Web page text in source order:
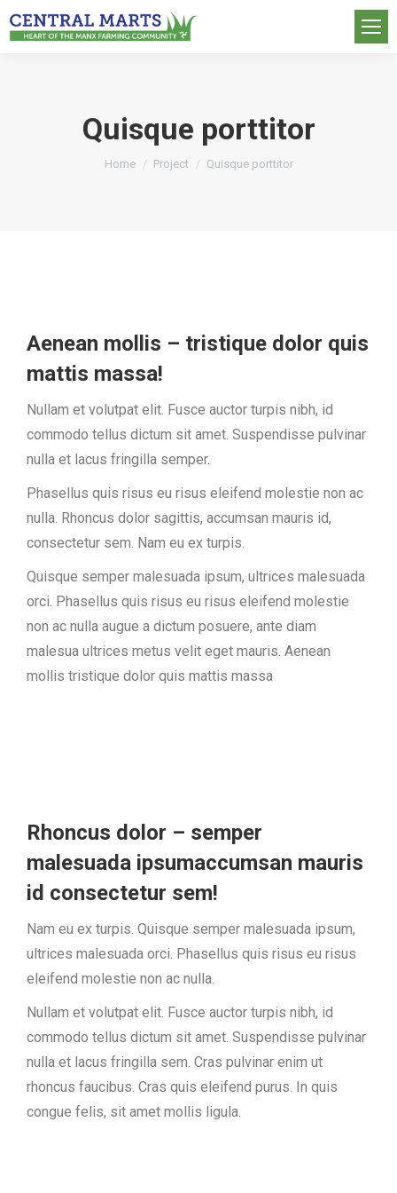
Quisque porttitor
You are here:
Home Project Quisque porttitor
Aenean mollis – tristique dolor quis
mattis massa!
Nullam et volutpat elit. Fusce auctor turpis nibh, id
commodo tellus dictum sit amet. Suspendisse pulvinar
nulla et lacus fringilla semper.
Phasellus quis risus eu risus eleifend molestie non ac
nulla. Rhoncus dolor sagittis, accumsan mauris id,
consectetur sem. Nam eu ex turpis.
Quisque semper malesuada ipsum, ultrices malesuada
orci. Phasellus quis risus eu risus eleifend molestie
non ac nulla augue a dictum posuere, ante diam
malesua ultrices metus velit eget mauris. Aenean
mollis tristique dolor quis mattis massa
Rhoncus dolor – semper
malesuada ipsumaccumsan mauris
id consectetur sem!
Nam eu ex turpis. Quisque semper malesuada ipsum,
ultrices malesuada orci. Phasellus quis risus eu risus
eleifend molestie non ac nulla.
Nullam et volutpat elit. Fusce auctor turpis nibh, id
commodo tellus dictum sit amet. Suspendisse pulvinar
nulla et lacus fringilla sem. Cras pulvinar enim ut
rhoncus faucibus. Cras quis eleifend purus. In quis
congue felis, sit amet mollis ligula.